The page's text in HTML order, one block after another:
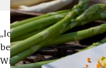
„Ich
begann
Wildkräuter